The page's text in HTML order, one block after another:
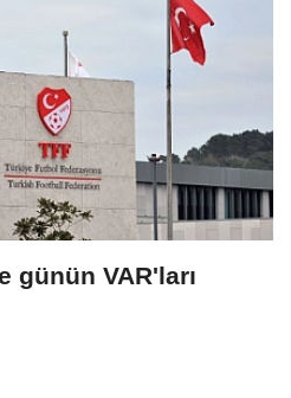
günün VAR'ları